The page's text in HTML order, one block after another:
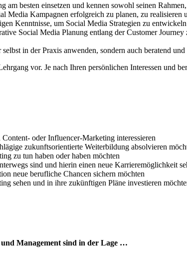
besten einsetzen und kennen sowohl seinen
Media Kampagnen erfolgreich zu planen, zu realisieren
Kenntnisse, um Social Media Strategien zu
Social Media Planung entlang der Customer
in der Praxis anwenden, sondern auch beratend
vor. Je nach Ihren persönlichen Interessen und
oder Influencer-Marketing interessieren
zukunftsorientierte Weiterbildung absolvieren
zu tun haben oder haben möchten
sind und hierin einen neue Karrieremöglichkeit
neue berufliche Chancen sichern möchten
sehen und in ihre zukünftigen Pläne investieren
Management sind in der Lage …